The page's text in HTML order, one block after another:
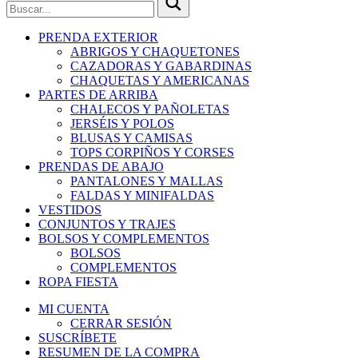
PRENDA EXTERIOR
ABRIGOS Y CHAQUETONES
CAZADORAS Y GABARDINAS
CHAQUETAS Y AMERICANAS
PARTES DE ARRIBA
CHALECOS Y PAÑOLETAS
JERSÉIS Y POLOS
BLUSAS Y CAMISAS
TOPS CORPIÑOS Y CORSES
PRENDAS DE ABAJO
PANTALONES Y MALLAS
FALDAS Y MINIFALDAS
VESTIDOS
CONJUNTOS Y TRAJES
BOLSOS Y COMPLEMENTOS
BOLSOS
COMPLEMENTOS
ROPA FIESTA
MI CUENTA
CERRAR SESIÓN
SUSCRÍBETE
RESUMEN DE LA COMPRA